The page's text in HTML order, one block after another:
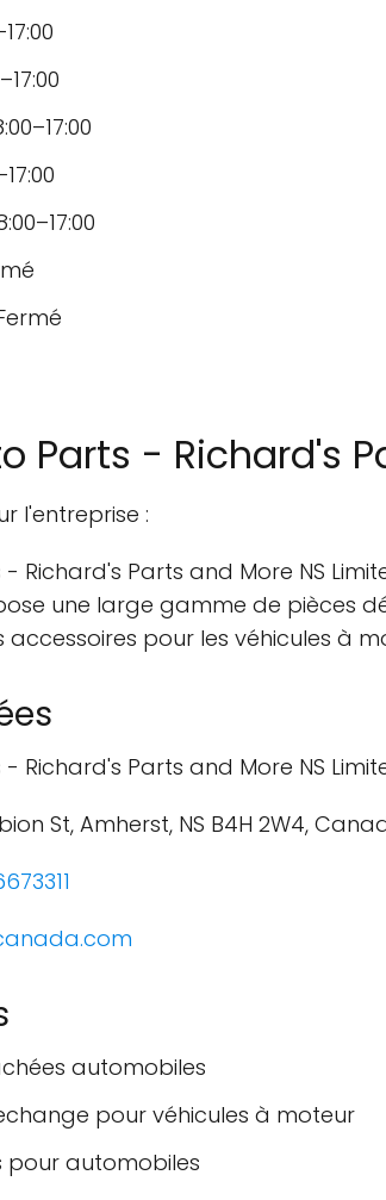
Parts - Richard's
l'entreprise :
- Richard's Parts and More NS
une large gamme de pièces
pour les véhicules à
- Richard's Parts and More NS
St, Amherst, NS B4H 2W4,
automobiles
pour véhicules à moteur
pour automobiles